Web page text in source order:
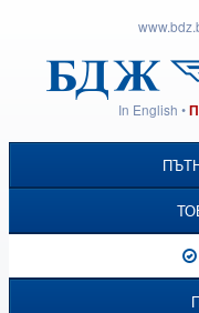
In English •